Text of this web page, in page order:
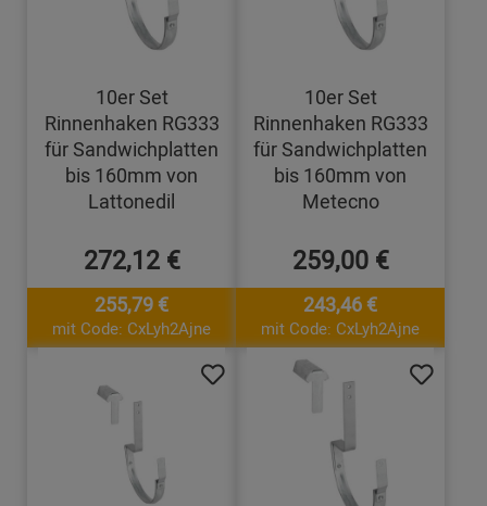
10er Set
Rinnenhaken RG333
für Sandwichplatten
bis 160mm von
Lattonedil
272,12 €
255,79 €
mit Code: CxLyh2Ajne
10er Set
Rinnenhaken RG333
für Sandwichplatten
bis 160mm von
Metecno
259,00 €
243,46 €
mit Code: CxLyh2Ajne